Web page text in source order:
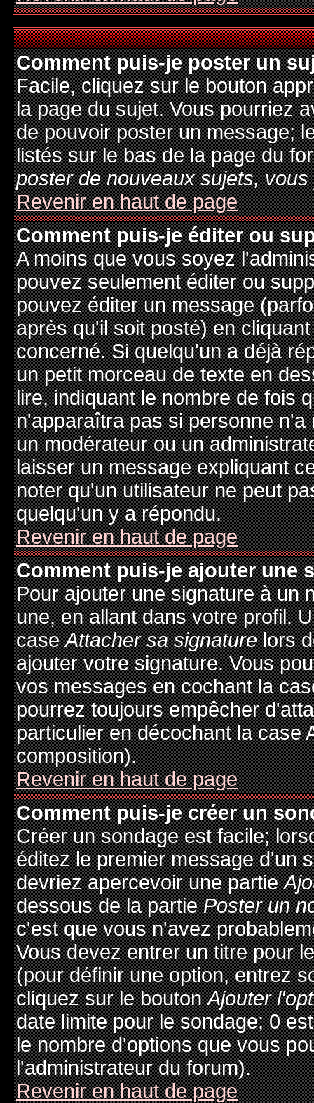
Comment puis-je poster un
Facile, cliquez sur le bouton
la page du sujet. Vous pourriez
de pouvoir poster un message;
listés sur le bas de la page du
poster de nouveaux sujets,
Revenir en haut de page
Comment puis-je éditer ou
A moins que vous soyez
pouvez seulement éditer ou
pouvez éditer un message
après qu'il soit posté) en
concerné. Si quelqu'un a déjà
un petit morceau de texte en
lire, indiquant le nombre de fois
n'apparaîtra pas si personne
un modérateur ou un
laisser un message expliquant
noter qu'un utilisateur ne peut
quelqu'un y a répondu.
Revenir en haut de page
Comment puis-je ajouter une
Pour ajouter une signature à un
une, en allant dans votre profil.
caseAttacher sa signaturelors
ajouter votre signature. Vous
vos messages en cochant la
pourrez toujours empêcher
particulier en décochant la case
composition).
Revenir en haut de page
Comment puis-je créer un
Créer un sondage est facile;
éditez le premier message d'un
devriez apercevoir une partie
dessous de la partiePoster un
c'est que vous n'avez
Vous devez entrer un titre pour
(pour définir une option, entrez
cliquez sur le boutonAjouter
date limite pour le sondage; 0
le nombre d'options que vous
l'administrateur du forum).
Revenir en haut de page